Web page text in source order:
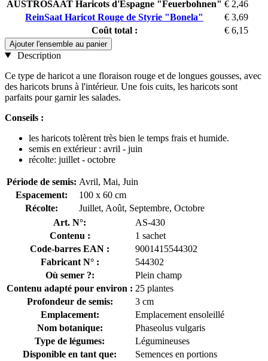
AUSTROSAAT Haricots d'Espagne "Feuerbohnen" € 2,46
ReinSaat Haricot Rouge de Styrie "Bonela"
€ 3,69
Coût total :
€ 6,15
Ajouter l'ensemble au panier
Description
Ce type de haricot a une floraison rouge et de longues gousses, avec
des haricots bruns à l'intérieur. Une fois cuits, les haricots sont
parfaits pour garnir les salades.
Conseils :
les haricots tolèrent très bien le temps frais et humide.
semis en extérieur : avril - juin
récolte: juillet - octobre
Période de semis: Avril, Mai, Juin
Espacement:
100 x 60 cm
Récolte:
Juillet, Août, Septembre, Octobre
Art. N°:
AS-430
Contenu :
1 sachet
Code-barres EAN :
9001415544302
Fabricant N° :
544302
Où semer ?:
Plein champ
Contenu adapté pour environ : 25 plantes
Profondeur de semis:
3 cm
Emplacement:
Emplacement ensoleillé
Nom botanique:
Phaseolus vulgaris
Type de légumes:
Légumineuses
Disponible en tant que:
Semences en portions